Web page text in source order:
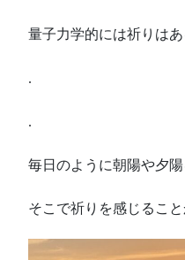
量子力学的には祈りはあ
.
.
毎日のように朝陽や夕
そこで祈りを感じること